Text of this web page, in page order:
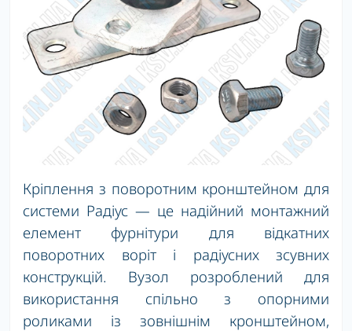
Кріплення з поворотним кронштейном для
системи Радіус — це надійний монтажний
елемент фурнітури для відкатних
поворотних воріт і радіусних зсувних
конструкцій. Вузол розроблений для
використання спільно з опорними
роликами із зовнішнім кронштейном,